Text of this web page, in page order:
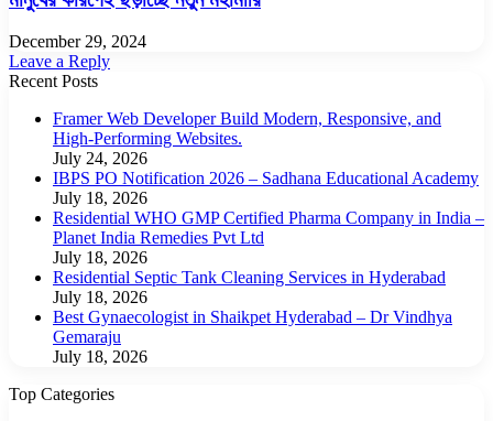
December 29, 2024
Leave a Reply
Recent Posts
Framer Web Developer Build Modern, Responsive, and
High-Performing Websites.
July 24, 2026
IBPS PO Notification 2026 – Sadhana Educational Academy
July 18, 2026
Residential WHO GMP Certified Pharma Company in India –
Planet India Remedies Pvt Ltd
July 18, 2026
Residential Septic Tank Cleaning Services in Hyderabad
July 18, 2026
Best Gynaecologist in Shaikpet Hyderabad – Dr Vindhya
Gemaraju
July 18, 2026
Top Categories